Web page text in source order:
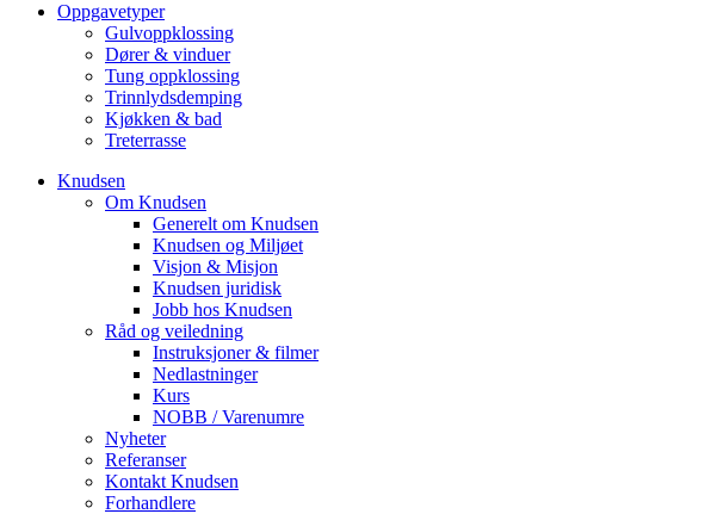
Oppgavetyper
Gulvoppklossing
Dører & vinduer
Tung oppklossing
Trinnlydsdemping
Kjøkken & bad
Treterrasse
Knudsen
Om Knudsen
Generelt om Knudsen
Knudsen og Miljøet
Visjon & Misjon
Knudsen juridisk
Jobb hos Knudsen
Råd og veiledning
Instruksjoner & filmer
Nedlastninger
Kurs
NOBB / Varenumre
Nyheter
Referanser
Kontakt Knudsen
Forhandlere